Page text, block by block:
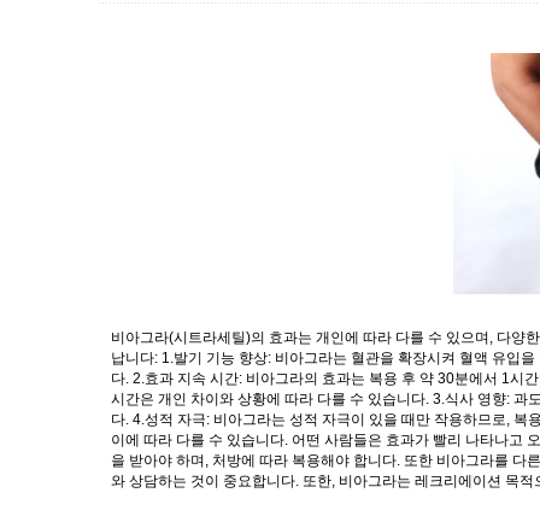
비아그라(시트라세틸)의 효과는 개인에 따라 다를 수 있으며, 다양
납니다: 1.발기 기능 향상: 비아그라는 혈관을 확장시켜 혈액 유입
다. 2.효과 지속 시간: 비아그라의 효과는 복용 후 약 30분에서 1시
시간은 개인 차이와 상황에 따라 다를 수 있습니다. 3.식사 영향:
다. 4.성적 자극: 비아그라는 성적 자극이 있을 때만 작용하므로,
이에 따라 다를 수 있습니다. 어떤 사람들은 효과가 빨리 나타나고
을 받아야 하며, 처방에 따라 복용해야 합니다. 또한 비아그라를
와 상담하는 것이 중요합니다. 또한, 비아그라는 레크리에이션 목